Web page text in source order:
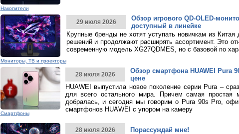
Накопители
Мониторы, ТВ и проекторы
29 июля 2026
Обзор игрового QD-OLED-
доступный в линейке
Крупные бренды не хотят уступать новичкам из
решений и продолжают расширять ассортимент. Это
современную модель XG27QDMES, но с базовой по
Смартфоны
28 июля 2026
Обзор смартфона HUAWEI Pura
цене
HUAWEI выпустила новое поколение серии Pura –
для всего остального мира. Причем самая
добралась, и сегодня мы говорим о Pura 90s Pro,
смартфонов HUAWEI с упором на камеру
28 июля 2026
Порассуждай мне!